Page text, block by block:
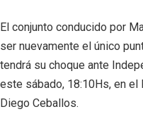
El conjunto conducido por
ser nuevamente el único
tendrá su choque ante
este sábado, 18:10Hs, en el
Diego Ceballos.